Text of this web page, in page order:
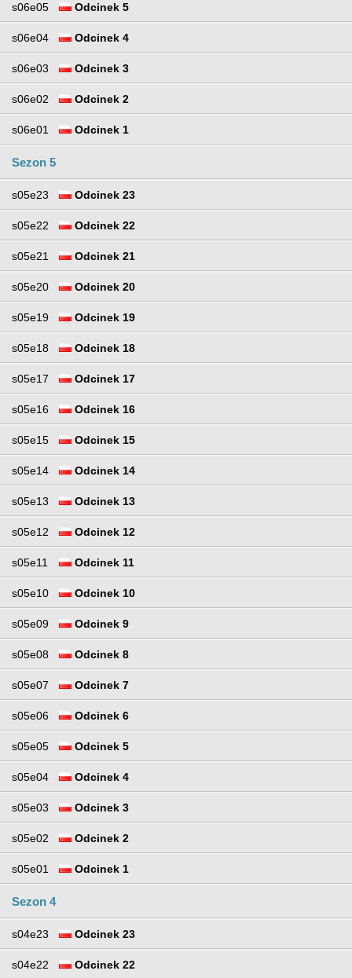
s06e05 Odcinek 5
s06e04 Odcinek 4
s06e03 Odcinek 3
s06e02 Odcinek 2
s06e01 Odcinek 1
Sezon 5
s05e23 Odcinek 23
s05e22 Odcinek 22
s05e21 Odcinek 21
s05e20 Odcinek 20
s05e19 Odcinek 19
s05e18 Odcinek 18
s05e17 Odcinek 17
s05e16 Odcinek 16
s05e15 Odcinek 15
s05e14 Odcinek 14
s05e13 Odcinek 13
s05e12 Odcinek 12
s05e11 Odcinek 11
s05e10 Odcinek 10
s05e09 Odcinek 9
s05e08 Odcinek 8
s05e07 Odcinek 7
s05e06 Odcinek 6
s05e05 Odcinek 5
s05e04 Odcinek 4
s05e03 Odcinek 3
s05e02 Odcinek 2
s05e01 Odcinek 1
Sezon 4
s04e23 Odcinek 23
s04e22 Odcinek 22